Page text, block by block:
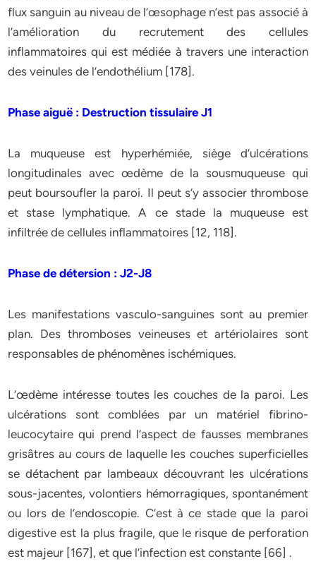
flux sanguin au niveau de l’œsophage n’est pas associé à
l’amélioration du recrutement des cellules
inflammatoires qui est médiée à travers une interaction
des veinules de l’endothélium [178].
Phase aiguë : Destruction tissulaire J1
La muqueuse est hyperhémiée, siège d’ulcérations
longitudinales avec œdème de la sousmuqueuse qui
peut boursoufler la paroi. Il peut s’y associer thrombose
et stase lymphatique. A ce stade la muqueuse est
infiltrée de cellules inflammatoires [12, 118].
Phase de détersion : J2-J8
Les manifestations vasculo-sanguines sont au premier
plan. Des thromboses veineuses et artériolaires sont
responsables de phénomènes ischémiques.
L’œdème intéresse toutes les couches de la paroi. Les
ulcérations sont comblées par un matériel fibrino-
leucocytaire qui prend l’aspect de fausses membranes
grisâtres au cours de laquelle les couches superficielles
se détachent par lambeaux découvrant les ulcérations
sous-jacentes, volontiers hémorragiques, spontanément
ou lors de l’endoscopie. C’est à ce stade que la paroi
digestive est la plus fragile, que le risque de perforation
est majeur [167], et que l’infection est constante [66] .